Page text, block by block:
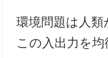
環境問題は人
この入出力を